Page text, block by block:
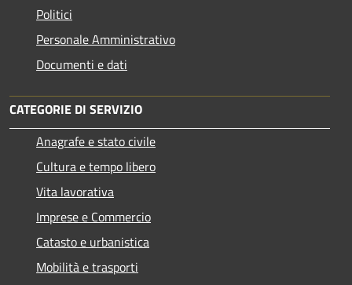
Politici
Personale Amministrativo
Documenti e dati
CATEGORIE DI SERVIZIO
Anagrafe e stato civile
Cultura e tempo libero
Vita lavorativa
Imprese e Commercio
Catasto e urbanistica
Mobilità e trasporti